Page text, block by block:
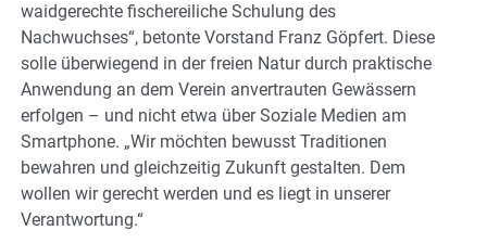
waidgerechte fischereiliche Schulung des
Nachwuchses“, betonte Vorstand Franz Göpfert. Diese
solle überwiegend in der freien Natur durch praktische
Anwendung an dem Verein anvertrauten Gewässern
erfolgen – und nicht etwa über Soziale Medien am
Smartphone. „Wir möchten bewusst Traditionen
bewahren und gleichzeitig Zukunft gestalten. Dem
wollen wir gerecht werden und es liegt in unserer
Verantwortung.“